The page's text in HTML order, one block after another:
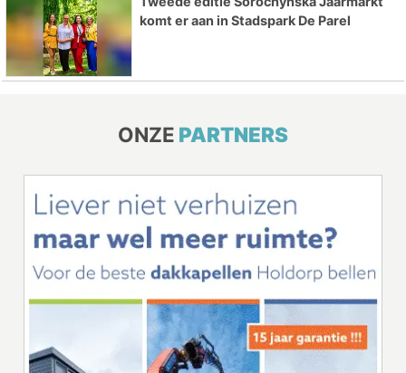
komt er aan in Stadspark De Parel
ONZE PARTNERS